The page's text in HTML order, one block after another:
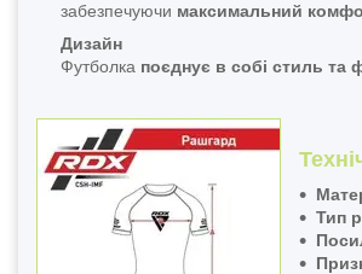
забезпечуючи максимальний
Дизайн
Футболка поєднує в собі стиль та
Тип